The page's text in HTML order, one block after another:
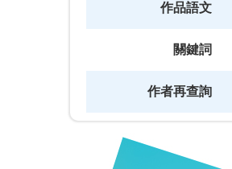
作品語文
關鍵詞
作者再查詢